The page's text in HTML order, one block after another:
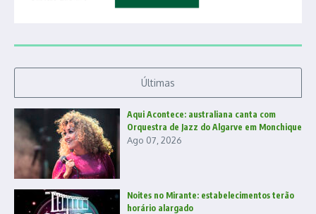
Últimas
Aqui Acontece: australiana canta com
Orquestra de Jazz do Algarve em Monchique
Ago 07, 2026
Noites no Mirante: estabelecimentos terão
horário alargado